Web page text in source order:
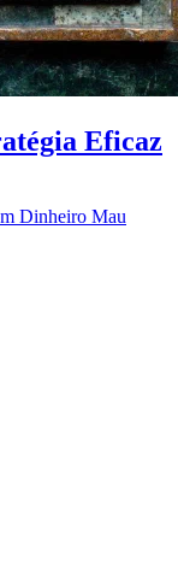
Eficaz
Dinheiro Mau